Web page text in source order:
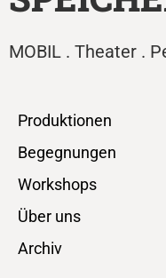
MOBIL . Theater .
Produktionen
Begegnungen
Workshops
Über uns
Archiv